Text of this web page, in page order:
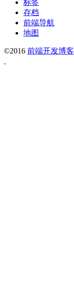
标签
存档
前端导航
地图
©2016 前端开发博客